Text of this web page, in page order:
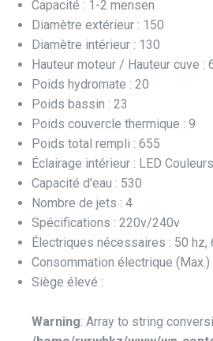
Capacité : 1-2 mensen
Diamètre extérieur : 150
Diamètre intérieur : 130
Hauteur moteur / Hauteur cuve :
Poids hydromate : 20
Poids bassin : 23
Poids couvercle thermique : 9
Poids total rempli : 655
Éclairage intérieur : LED Couleurs
Capacité d'eau : 530
Nombre de jets : 4
Spécifications : 220v/240v
Électriques nécessaires : 50 hz,
Consommation électrique (Max.)
Siège élevé :
Warning: Array to string